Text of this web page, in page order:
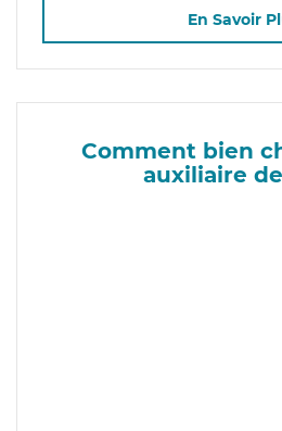
En Savoir
Comment bien
auxiliaire